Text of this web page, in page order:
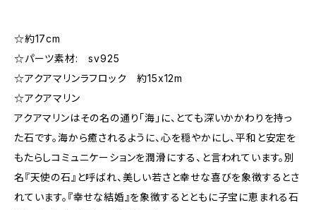
☆約17cm
☆パーツ素材: sv925
☆アクアマリンラフロック 約15x12m
☆アクアマリン
アクアマリンはその名の通り「海」に、とても深いかかわりを持っ
た石です。海から癒されるように、心を穏やかにし、平和と安定を
もたらしコミュニケーションを潤滑にする、と言われています。別
名『天使の石』と呼ばれ、美しい若さと幸せな喜びを象徴するとさ
れています。『幸せな結婚』を象徴するとともに子宝に恵まれる石